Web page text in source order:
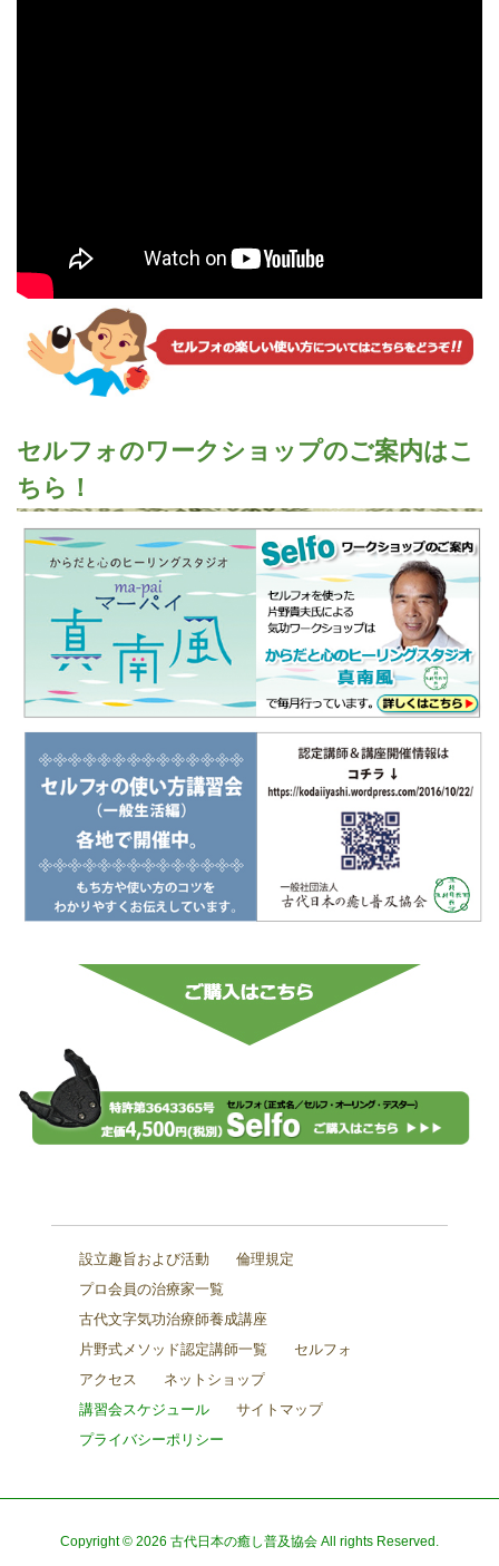
セルフォのワークショップのご案内はこ
ちら！
設立趣旨および活動
倫理規定
プロ会員の治療家一覧
古代文字気功治療師養成講座
片野式メソッド認定講師一覧
セルフォ
アクセス
ネットショップ
講習会スケジュール
サイトマップ
プライバシーポリシー
Copyright © 2026 古代日本の癒し普及協会 All rights Reserved.